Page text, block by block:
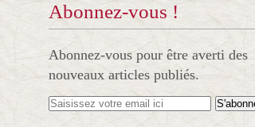
Abonnez-vous !
Abonnez-vous pour être averti des
nouveaux articles publiés.